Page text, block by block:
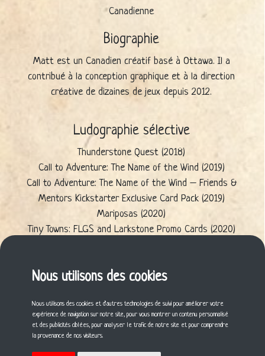
Nous utilisons des cookies
Nous utilisons des cookies et d'autres technologies de suivi pour améliorer votre
expérience de navigation sur notre site, pour vous montrer un contenu personnalisé
et des publicités ciblées, pour analyser le trafic de notre site et pour comprendre
la provenance de nos visiteurs.
Canadienne
Biographie
Matt est un Canadien créatif basé à Ottawa. Il a
contribué à la conception graphique et à la direction
créative de dizaines de jeux depuis 2012.
Ludographie sélective
Thunderstone Quest (2018)
Call to Adventure: The Name of the Wind (2019)
Call to Adventure: The Name of the Wind – Friends &
Mentors Kickstarter Exclusive Card Pack (2019)
Mariposas (2020)
Tiny Towns: FLGS and Larkstone Promo Cards (2020)
Castle Panic: Deluxe Collection (2022)
Cette fiche vous a plu ? Partagez-la !